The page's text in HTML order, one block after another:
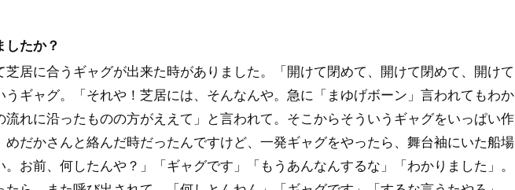
たか？
居に合うギャグが出来た時がありました。「開けて閉めて、開けて閉めて、開けて
ギャグ。「それや！芝居には、そんなんや。急に「まゆげボーン」言われてもわか
れに沿ったものの方がええて」と言われて。そこからそういうギャグをいっぱい作
だかさんと絡んだ時だったんですけど、一発ギャグをやったら、舞台袖にいた船場
お前、何したんや？」「ギャグです」「もうあんなんするな」「わかりました」。